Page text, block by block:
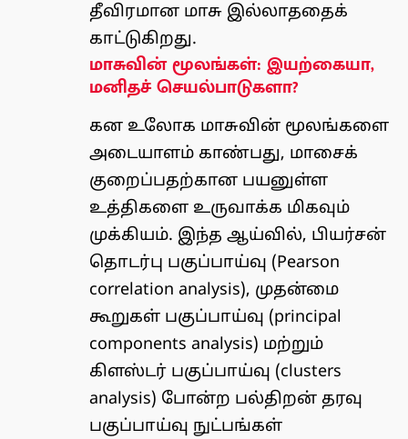
தீவிரமான மாசு இல்லாததைக்
காட்டுகிறது.
மாசுவின் மூலங்கள்: இயற்கையா,
மனிதச் செயல்பாடுகளா?
கன உலோக மாசுவின் மூலங்களை
அடையாளம் காண்பது, மாசைக்
குறைப்பதற்கான பயனுள்ள
உத்திகளை உருவாக்க மிகவும்
முக்கியம். இந்த ஆய்வில், பியர்சன்
தொடர்பு பகுப்பாய்வு (Pearson
correlation analysis), முதன்மை
கூறுகள் பகுப்பாய்வு (principal
components analysis) மற்றும்
கிளஸ்டர் பகுப்பாய்வு (clusters
analysis) போன்ற பல்திறன் தரவு
பகுப்பாய்வு நுட்பங்கள்